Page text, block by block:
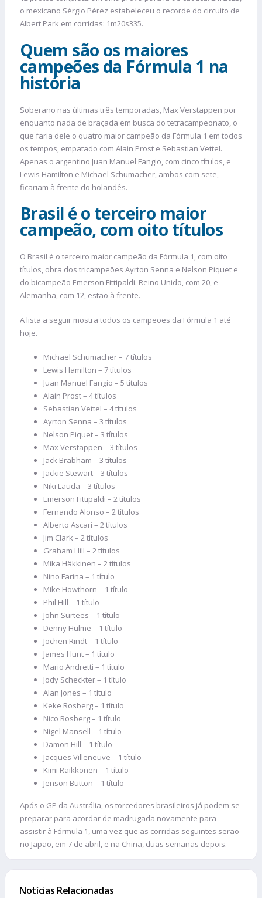
o mexicano Sérgio Pérez estabeleceu o recorde do circuito de
Albert Park em corridas: 1m20s335.
Quem são os maiores
campeões da Fórmula 1 na
história
Soberano nas últimas três temporadas, Max Verstappen por
enquanto nada de braçada em busca do tetracampeonato, o
que faria dele o quatro maior campeão da Fórmula 1 em todos
os tempos, empatado com Alain Prost e Sebastian Vettel.
Apenas o argentino Juan Manuel Fangio, com cinco títulos, e
Lewis Hamilton e Michael Schumacher, ambos com sete,
ficariam à frente do holandês.
Brasil é o terceiro maior
campeão, com oito títulos
O Brasil é o terceiro maior campeão da Fórmula 1, com oito
títulos, obra dos tricampeões Ayrton Senna e Nelson Piquet e
do bicampeão Emerson Fittipaldi. Reino Unido, com 20, e
Alemanha, com 12, estão à frente.
A lista a seguir mostra todos os campeões da Fórmula 1 até
hoje.
Michael Schumacher – 7 títulos
Lewis Hamilton – 7 títulos
Juan Manuel Fangio – 5 títulos
Alain Prost – 4 títulos
Sebastian Vettel – 4 títulos
Ayrton Senna – 3 títulos
Nelson Piquet – 3 títulos
Max Verstappen – 3 títulos
Jack Brabham – 3 títulos
Jackie Stewart – 3 títulos
Niki Lauda – 3 títulos
Emerson Fittipaldi – 2 títulos
Fernando Alonso – 2 títulos
Alberto Ascari – 2 títulos
Jim Clark – 2 títulos
Graham Hill – 2 títulos
Mika Häkkinen – 2 títulos
Nino Farina – 1 título
Mike Howthorn – 1 título
Phil Hill – 1 título
John Surtees – 1 título
Denny Hulme – 1 título
Jochen Rindt – 1 título
James Hunt – 1 título
Mario Andretti – 1 título
Jody Scheckter – 1 título
Alan Jones – 1 título
Keke Rosberg – 1 título
Nico Rosberg – 1 título
Nigel Mansell – 1 título
Damon Hill – 1 título
Jacques Villeneuve – 1 título
Kimi Räikkönen – 1 título
Jenson Button – 1 título
Após o GP da Austrália, os torcedores brasileiros já podem se
preparar para acordar de madrugada novamente para
assistir à Fórmula 1, uma vez que as corridas seguintes serão
no Japão, em 7 de abril, e na China, duas semanas depois.
Notícias Relacionadas